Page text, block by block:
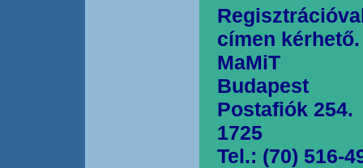
címen kérhető.
MaMiT
Budapest
Postafiók 254.
1725
Tel.: (70) 516-